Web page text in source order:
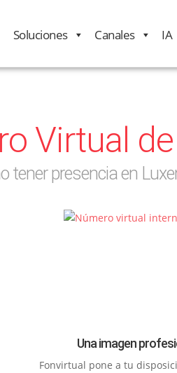
Soluciones Canales IA
Virtual
tener presencia en
Una imagen
Fonvirtual pone a tu